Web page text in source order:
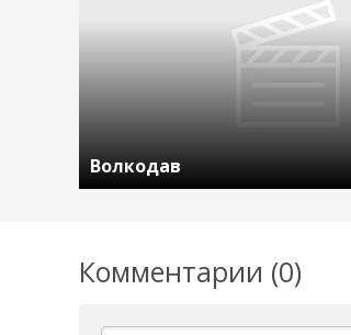
Волкодав
Комментарии (0)